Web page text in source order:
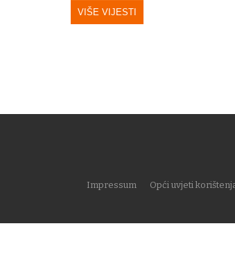
VIŠE VIJESTI
Impressum Opći uvjeti